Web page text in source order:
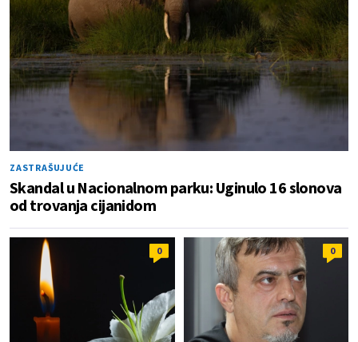
ZASTRAŠUJUĆE
Skandal u Nacionalnom parku: Uginulo 16 slonova
od trovanja cijanidom
0 0